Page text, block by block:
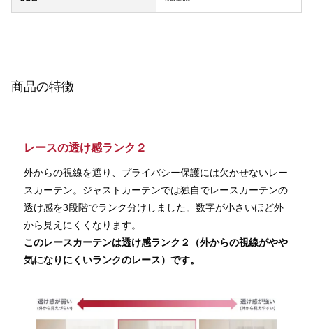
商品の特徴
レースの透け感ランク２
外からの視線を遮り、プライバシー保護には欠かせないレー
スカーテン。ジャストカーテンでは独自でレースカーテンの
透け感を3段階でランク分けしました。数字が小さいほど外
から見えにくくなります。
このレースカーテンは透け感ランク２（外からの視線がやや
気になりにくいランクのレース）です。